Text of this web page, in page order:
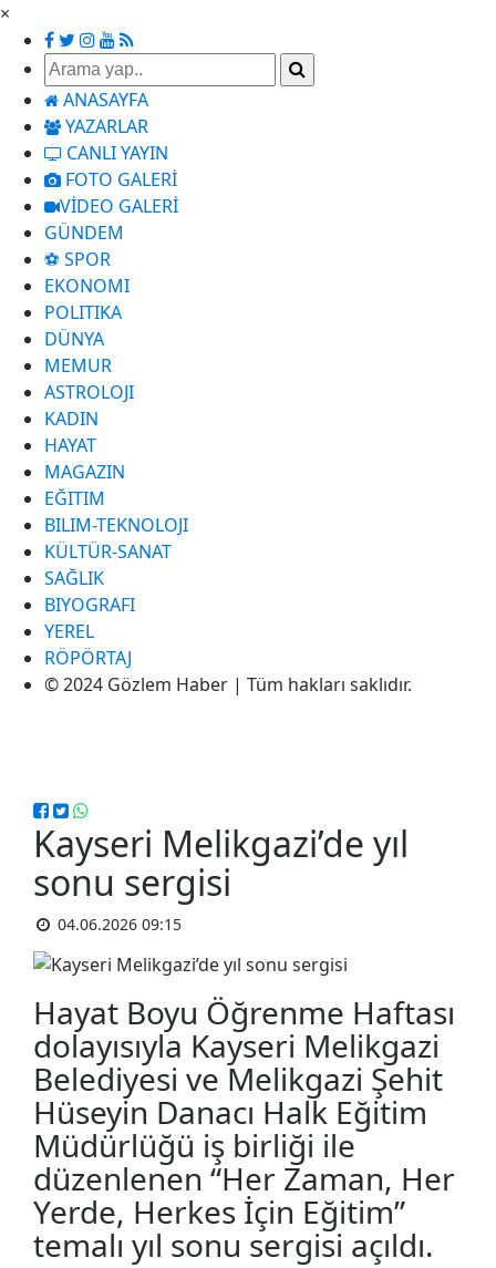
×
ANASAYFA
YAZARLAR
CANLI YAYIN
FOTO GALERİ
VİDEO GALERİ
GÜNDEM
⚽ SPOR
EKONOMI
POLITIKA
DÜNYA
MEMUR
ASTROLOJI
KADIN
HAYAT
MAGAZIN
EĞITIM
BILIM-TEKNOLOJI
KÜLTÜR-SANAT
SAĞLIK
BIYOGRAFI
YEREL
RÖPÖRTAJ
© 2024 Gözlem Haber | Tüm hakları saklıdır.
Kayseri Melikgazi’de yıl
sonu sergisi
04.06.2026 09:15
Hayat Boyu Öğrenme Haftası
dolayısıyla Kayseri Melikgazi
Belediyesi ve Melikgazi Şehit
Hüseyin Danacı Halk Eğitim
Müdürlüğü iş birliği ile
düzenlenen “Her Zaman, Her
Yerde, Herkes İçin Eğitim”
temalı yıl sonu sergisi açıldı.